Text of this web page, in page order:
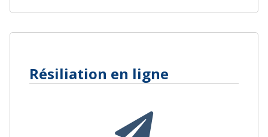
Résiliation en ligne